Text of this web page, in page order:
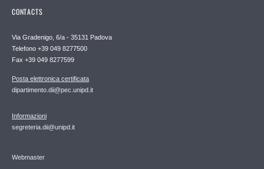
CONTACTS
Via Gradenigo, 6/a - 35131 Padova
Telefono +39 049 8277500
Fax +39 049 8277599
Posta elettronica certificata
dipartimento.dii@pec.unipd.it
Informazioni
segreteria.dii@unipd.it
Webmaster